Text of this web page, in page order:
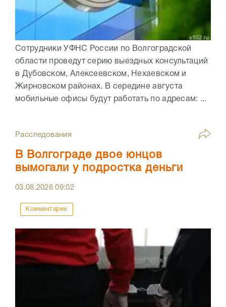
Сотрудники УФНС России по Волгоградской
области проведут серию выездных консультаций
в Дубовском, Алексеевском, Нехаевском и
Жирновском районах. В середине августа
мобильные офисы будут работать по адресам: ...
Расследования
В Волгограде двое юнцов
вымогали у подростка деньги
03.08.202609:02
Комментарии